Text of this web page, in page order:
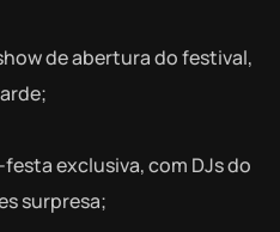
de abertura do festival,
exclusiva, com DJs do
surpresa;